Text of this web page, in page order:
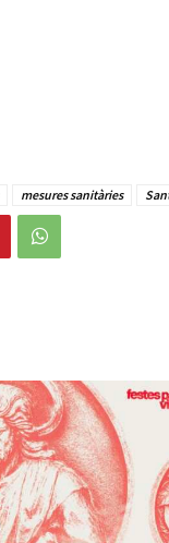
mesures sanitàries